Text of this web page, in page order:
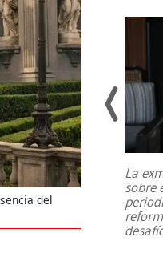
del
magnitud
28 de
Kumamoto,
una
La
sobre